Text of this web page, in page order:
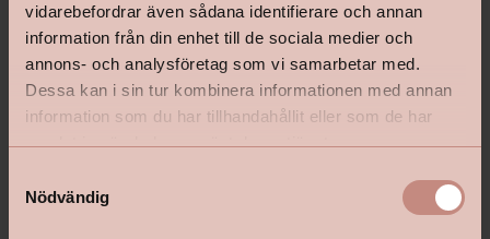
vidarebefordrar även sådana identifierare och annan
information från din enhet till de sociala medier och
annons- och analysföretag som vi samarbetar med.
Dessa kan i sin tur kombinera informationen med annan
information som du har tillhandahållit eller som de har
samlat in när du har använt deras tjänster.
NödvändigVanliga frågor & svar